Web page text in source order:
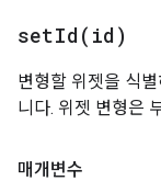
setId( id)
변형할 위젯을 식
니다. 위젯 변형은
매개변수